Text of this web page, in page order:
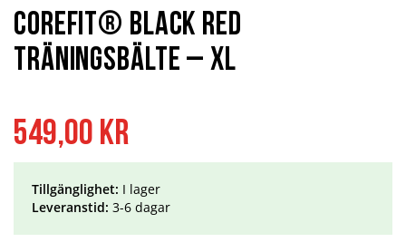
549,00 kr
Tillgänglighet: I lager
Leveranstid: 3-6 dagar
Corefit® Black Red
Träningsbälte – XL
början
av
bildgalleriet